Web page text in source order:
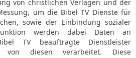
Genfer Bibelgesellschaft
International Version